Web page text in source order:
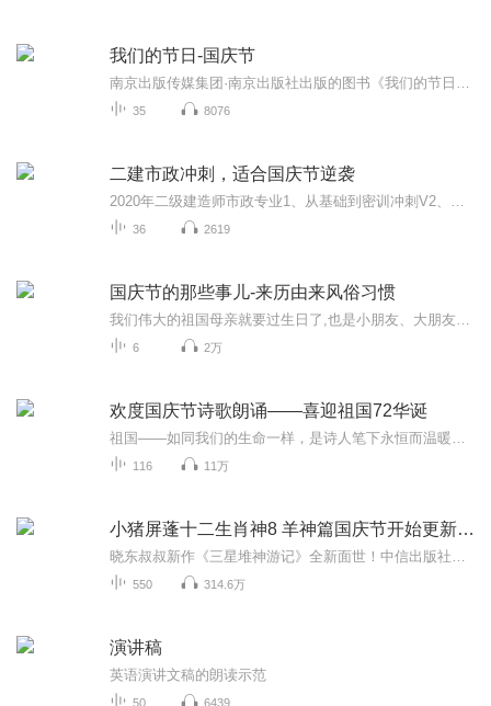
我们的节日-国庆节
35 8076
二建市政冲刺，适合国庆节逆袭
36 2619
国庆节的那些事儿-来历由来风俗习惯
6 2万
欢度国庆节诗歌朗诵——喜迎祖国72华诞
116 11万
小猪屏蓬十二生肖神8 羊神篇国庆节开始更新啦！
550 314.6万
演讲稿
英语演讲文稿的朗读示范
50 6439